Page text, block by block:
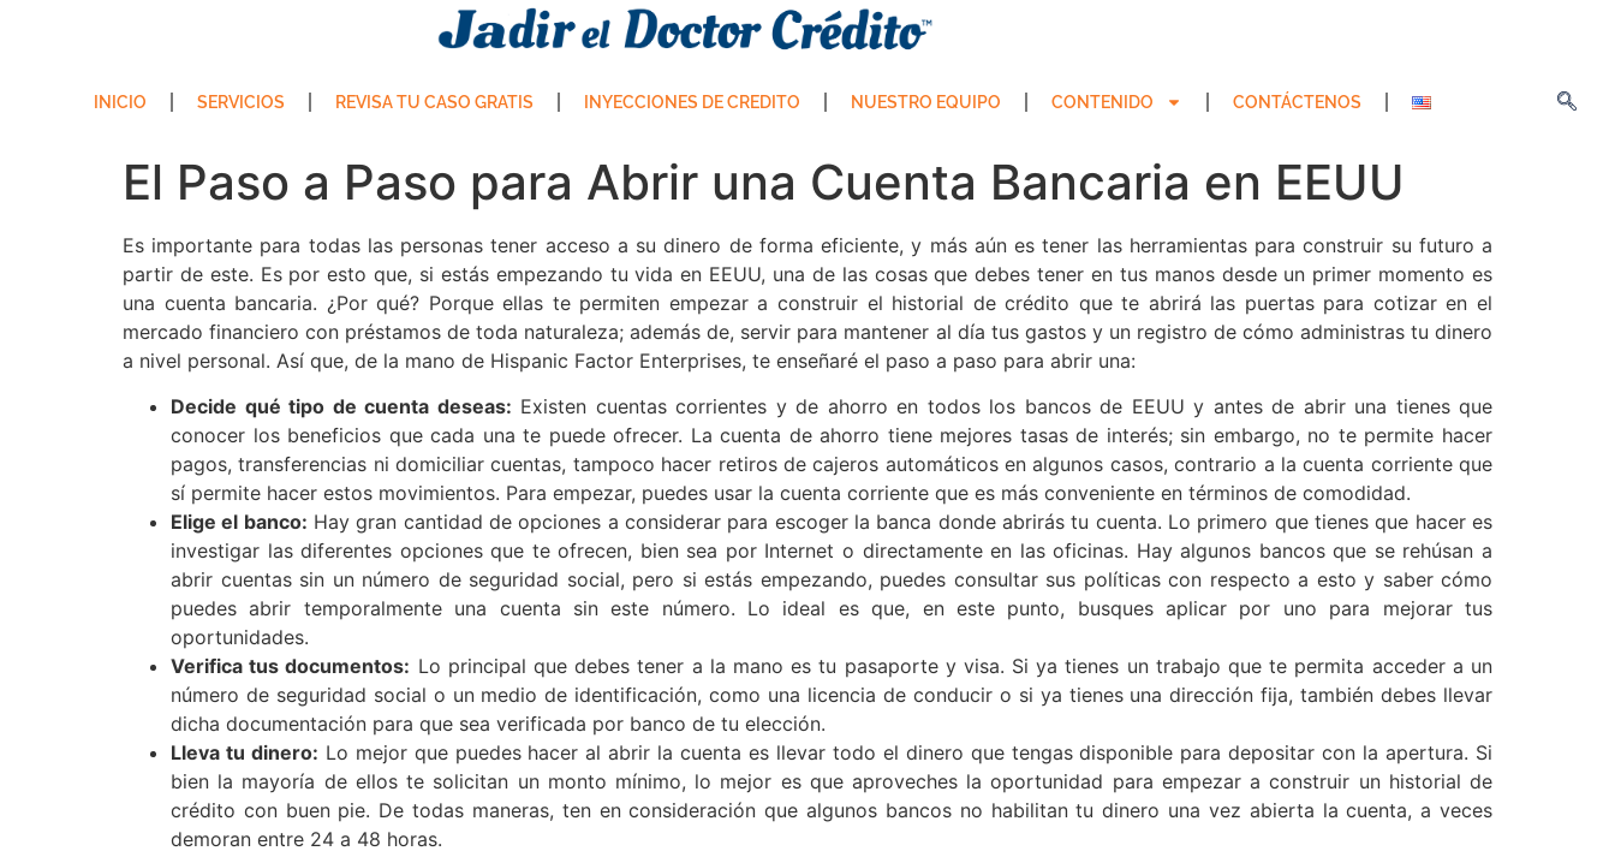
INICIO SERVICIOS REVISA TU CASO GRATIS INYECCIONES DE CREDITO NUESTRO EQUIPO CONTENIDO CONTÁCTENOS
El Paso a Paso para Abrir una Cuenta Bancaria en EEUU
Es importante para todas las personas tener acceso a su dinero de forma eficiente, y más aún es tener las herramientas para construir su futuro a
partir de este. Es por esto que, si estás empezando tu vida en EEUU, una de las cosas que debes tener en tus manos desde un primer momento es
una cuenta bancaria. ¿Por qué? Porque ellas te permiten empezar a construir el historial de crédito que te abrirá las puertas para cotizar en el
mercado financiero con préstamos de toda naturaleza; además de, servir para mantener al día tus gastos y un registro de cómo administras tu dinero
a nivel personal. Así que, de la mano de Hispanic Factor Enterprises, te enseñaré el paso a paso para abrir una:
Decide qué tipo de cuenta deseas: Existen cuentas corrientes y de ahorro en todos los bancos de EEUU y antes de abrir una tienes que
conocer los beneficios que cada una te puede ofrecer. La cuenta de ahorro tiene mejores tasas de interés; sin embargo, no te permite hacer
pagos, transferencias ni domiciliar cuentas, tampoco hacer retiros de cajeros automáticos en algunos casos, contrario a la cuenta corriente que
sí permite hacer estos movimientos. Para empezar, puedes usar la cuenta corriente que es más conveniente en términos de comodidad.
Elige el banco: Hay gran cantidad de opciones a considerar para escoger la banca donde abrirás tu cuenta. Lo primero que tienes que hacer es
investigar las diferentes opciones que te ofrecen, bien sea por Internet o directamente en las oficinas. Hay algunos bancos que se rehúsan a
abrir cuentas sin un número de seguridad social, pero si estás empezando, puedes consultar sus políticas con respecto a esto y saber cómo
puedes abrir temporalmente una cuenta sin este número. Lo ideal es que, en este punto, busques aplicar por uno para mejorar tus
oportunidades.
Verifica tus documentos: Lo principal que debes tener a la mano es tu pasaporte y visa. Si ya tienes un trabajo que te permita acceder a un
número de seguridad social o un medio de identificación, como una licencia de conducir o si ya tienes una dirección fija, también debes llevar
dicha documentación para que sea verificada por banco de tu elección.
Lleva tu dinero: Lo mejor que puedes hacer al abrir la cuenta es llevar todo el dinero que tengas disponible para depositar con la apertura. Si
bien la mayoría de ellos te solicitan un monto mínimo, lo mejor es que aproveches la oportunidad para empezar a construir un historial de
crédito con buen pie. De todas maneras, ten en consideración que algunos bancos no habilitan tu dinero una vez abierta la cuenta, a veces
demoran entre 24 a 48 horas.